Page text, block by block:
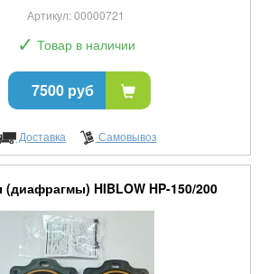
Артикул: 00000721
✓ Товар в наличии
7500 руб
Доставка Самовывоз
HIBLOW HP-150/200